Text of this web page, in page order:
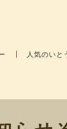
人気のいと